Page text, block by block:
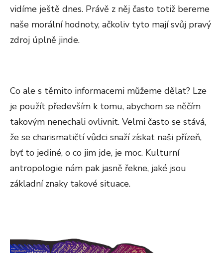
vidíme ještě dnes. Právě z něj často totiž bereme
naše morální hodnoty, ačkoliv tyto mají svůj pravý
zdroj úplně jinde.
Co ale s těmito informacemi můžeme dělat? Lze
je použít především k tomu, abychom se něčím
takovým nenechali ovlivnit. Velmi často se stává,
že se charismatičtí vůdci snaží získat naši přízeň,
byť to jediné, o co jim jde, je moc. Kulturní
antropologie nám pak jasně řekne, jaké jsou
základní znaky takové situace.